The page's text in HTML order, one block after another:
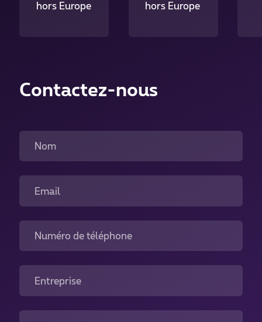
hors Europe
hors Europe
Contactez-nous
Nom
Email
Numéro de téléphone
Entreprise